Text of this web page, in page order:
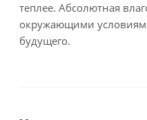
теплее. Абсолютная
окружающими
будущего.